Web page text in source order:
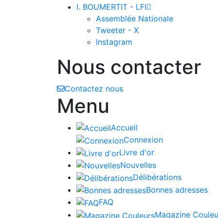
I. BOUMERTIT - LFI
Assemblée Nationale
Tweeter - X
Instagram
Nous contacter
Contactez nous
Menu
Accueil
Connexion
Livre d'or
Nouvelles
Délibérations
Bonnes adresses
FAQ
Magazine